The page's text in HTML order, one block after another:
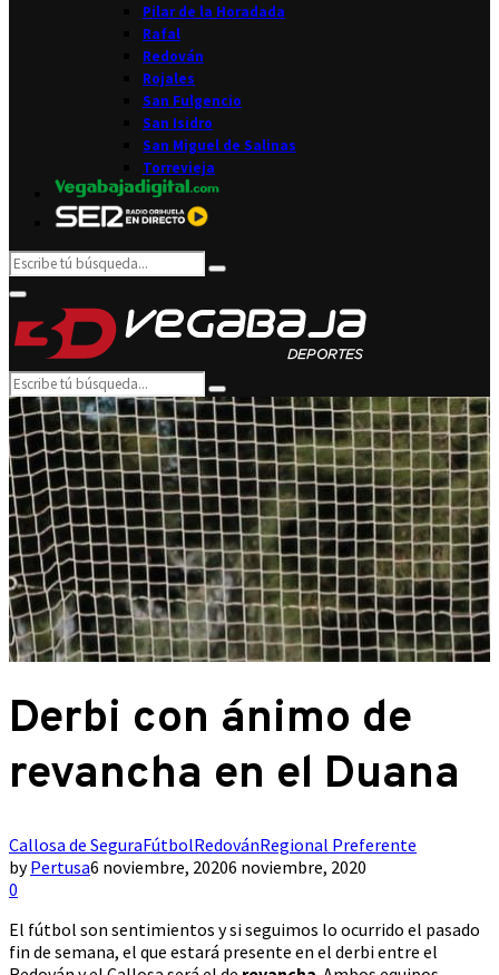
Pilar de la Horadada
Rafal
Redován
Rojales
San Fulgencio
San Isidro
San Miguel de Salinas
Torrevieja
Search
for:
Search
Primary
Menu
Search
for:
Search
Derbi con ánimo de
revancha en el Duana
Callosa de SeguraFútbolRedovánRegional Preferente
byPertusa6 noviembre, 20206 noviembre, 2020
0
El fútbol son sentimientos y si seguimos lo ocurrido el pasado
fin de semana, el que estará presente en el derbi entre el